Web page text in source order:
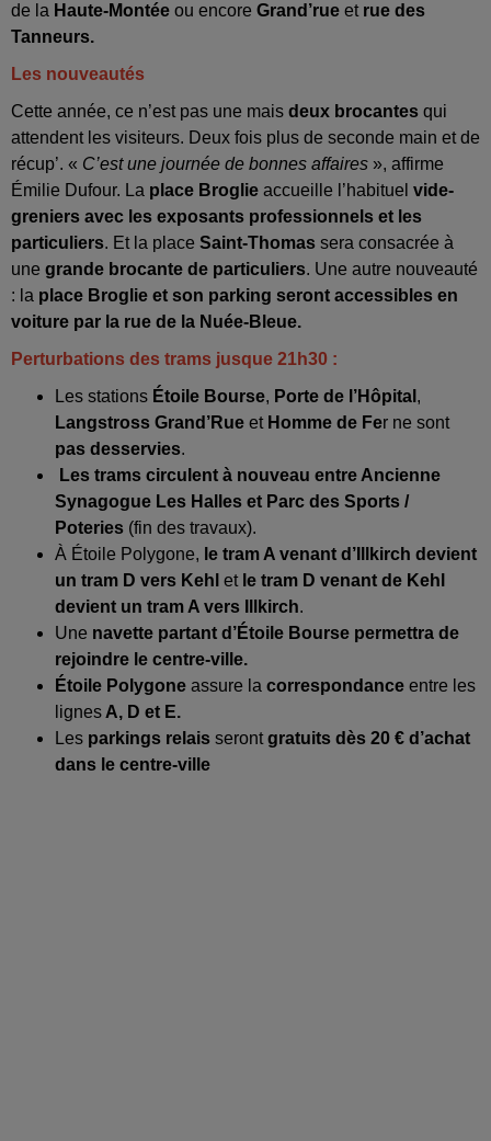
de la Haute-Montée ou encore Grand’rue et rue des
Tanneurs.
Les nouveautés
Cette année, ce n’est pas une mais deux brocantes qui
attendent les visiteurs. Deux fois plus de seconde main et de
récup’. « C’est une journée de bonnes affaires », affirme
Émilie Dufour. La place Broglie accueille l’habituel vide-
greniers avec les exposants professionnels et les
particuliers. Et la place Saint-Thomas sera consacrée à
une grande brocante de particuliers. Une autre nouveauté
: la place Broglie et son parking seront accessibles en
voiture par la rue de la Nuée-Bleue.
Perturbations des trams jusque 21h30 :
Les stations Étoile Bourse, Porte de l’Hôpital ,
Langstross Grand’Rue et Homme de Fer ne sont
pas desservies.
Les trams circulent à nouveau entre Ancienne
Synagogue Les Halles et Parc des Sports /
Poteries (fin des travaux).
À Étoile Polygone, le tram A venant d’Illkirch devient
un tram D vers Kehl etle tram D venant de Kehl
devient un tram A vers Illkirch.
Une navette partant d’Étoile Bourse permettra de
rejoindre le centre-ville.
Étoile Polygone assure la correspondance entre les
lignes A, D et E.
Les parkings relais serontgratuits dès 20 € d’achat
dans le centre-ville